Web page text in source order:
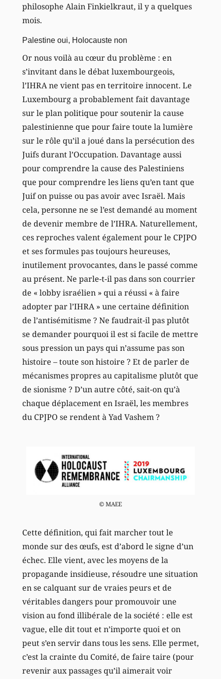
philosophe Alain Finkielkraut, il y a quelques
mois.
Palestine oui, Holocauste non
Or nous voilà au cœur du problème : en
s’invitant dans le débat luxembourgeois,
l’IHRA ne vient pas en territoire innocent. Le
Luxembourg a probablement fait davantage
sur le plan politique pour soutenir la cause
palestinienne que pour faire toute la lumière
sur le rôle qu’il a joué dans la persécution des
Juifs durant l’Occupation. Davantage aussi
pour comprendre la cause des Palestiniens
que pour comprendre les liens qu’en tant que
Juif on puisse ou pas avoir avec Israël. Mais
cela, personne ne se l’est demandé au moment
de devenir membre de l’IHRA. Naturellement,
ces reproches valent également pour le CPJPO
et ses formules pas toujours heureuses,
inutilement provocantes, dans le passé comme
au présent. Ne parle-t-il pas dans son courrier
de « lobby israélien » qui a réussi « à faire
adopter par l’IHRA » une certaine définition
de l’antisémitisme ? Ne faudrait-il pas plutôt
se demander pourquoi il est si facile de mettre
sous pression un pays qui n’assume pas son
histoire – toute son histoire ? Et de parler de
mécanismes propres au capitalisme plutôt que
de sionisme ? D’un autre côté, sait-on qu’à
chaque déplacement en Israël, les membres
du CPJPO se rendent à Yad Vashem ?
© MAEE
Cette définition, qui fait marcher tout le
monde sur des œufs, est d’abord le signe d’un
échec. Elle vient, avec les moyens de la
propagande insidieuse, résoudre une situation
en se calquant sur de vraies peurs et de
véritables dangers pour promouvoir une
vision au fond illibérale de la société : elle est
vague, elle dit tout et n’importe quoi et on
peut s’en servir dans tous les sens. Elle permet,
c’est la crainte du Comité, de faire taire (pour
revenir aux passages qu’il aimerait voir